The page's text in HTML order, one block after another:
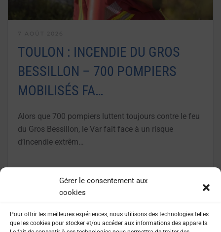
Gérer le consentement aux
cookies
Pour offrir les meilleures expériences, nous utilisons des technologies telles
que les cookies pour stocker et/ou accéder aux informations des appareils.
TOULON : INCENDIE DU GROS
BESSILLON – 700 POMPIERS
MOBILISÉS FA…
Alors que 700 pompiers luttent toujours contre le feu
du Gros Bessillon, le Var fait face à un risque
d’incendie extrêm…
LIRE LA SUITE